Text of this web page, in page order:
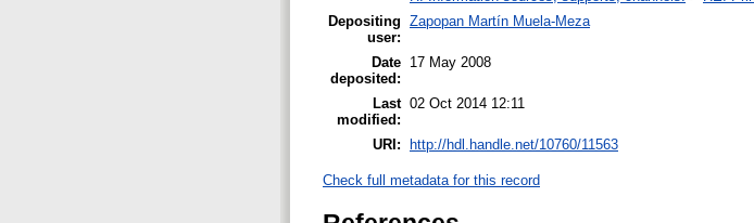
Depositing
user:
Zapopan Martín Muela-Meza
Date
deposited:
17 May 2008
Last
modified:
02 Oct 2014 12:11
URI: http://hdl.handle.net/10760/11563
Check full metadata for this record